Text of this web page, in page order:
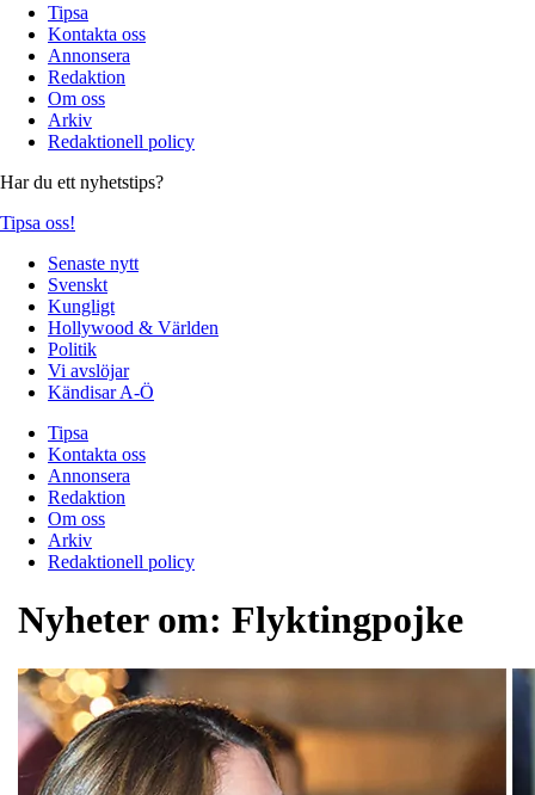
Tipsa
Kontakta oss
Annonsera
Redaktion
Om oss
Arkiv
Redaktionell policy
Har du ett nyhetstips?
Tipsa oss!
Senaste nytt
Svenskt
Kungligt
Hollywood & Världen
Politik
Vi avslöjar
Kändisar A-Ö
Tipsa
Kontakta oss
Annonsera
Redaktion
Om oss
Arkiv
Redaktionell policy
Nyheter om: Flyktingpojke